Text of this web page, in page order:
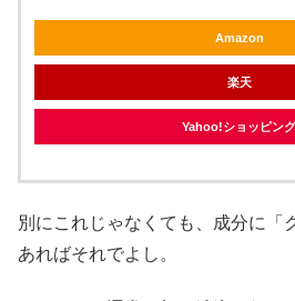
Amazon
楽天
Yahoo!ショッピング
別にこれじゃなくても、成分に「
あればそれでよし。